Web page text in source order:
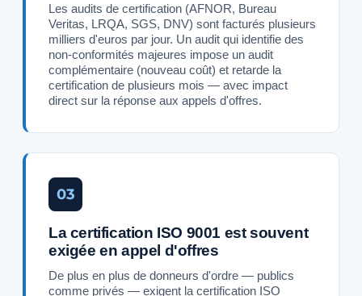
Les audits de certification (AFNOR, Bureau
Veritas, LRQA, SGS, DNV) sont facturés plusieurs
milliers d'euros par jour. Un audit qui identifie des
non-conformités majeures impose un audit
complémentaire (nouveau coût) et retarde la
certification de plusieurs mois — avec impact
direct sur la réponse aux appels d'offres.
03
La certification ISO 9001 est souvent
exigée en appel d'offres
De plus en plus de donneurs d'ordre — publics
comme privés — exigent la certification ISO